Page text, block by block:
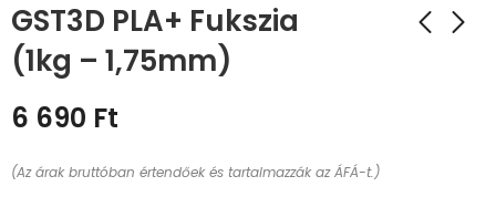
GST3D PLA+ Fukszia
(1kg – 1,75mm)
6 690 Ft
(Az árak bruttóban értendőek és tartalmazzák az ÁFÁ-t.)